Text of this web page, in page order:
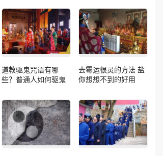
道教驱鬼咒语有哪
些？普通人如何驱鬼
去霉运很灵的方法 盐
你想想不到的好用